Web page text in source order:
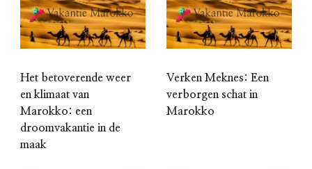
Het betoverende weer
en klimaat van
Marokko: een
droomvakantie in de
maak
Verken Meknes: Een
verborgen schat in
Marokko